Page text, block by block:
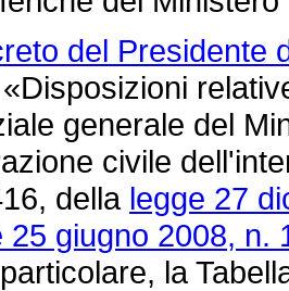
del Presidente
generale del
civile
della legge 27
giugno 2008, n.
la